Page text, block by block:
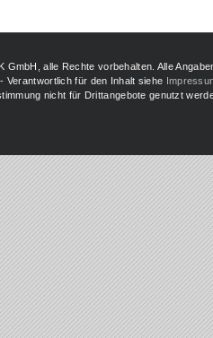
GmbH, alle Rechte vorbehalten. Alle
Verantwortlich für den Inhalt siehe
nicht für Drittangebote genutzt